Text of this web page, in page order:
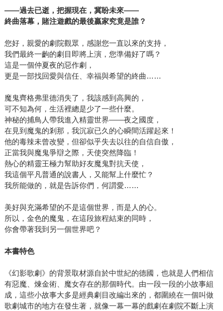
——過去已逝，把握現在，冀盼未來——
終曲落幕，賭注遊戲的最後贏家究竟是誰？
您好，親愛的劇院觀眾，感謝您一直以來的支持，
我們最終一齣的劇目即將上演，您準備好了嗎？
這是一個仲夏夜的惡作劇，
更是一部找回愛與信任、幸福與希望的終曲……
魔鬼齊格弗里德消失了，我該感到高興的，
可不知為何，生活裡總是少了一些什麼。
神秘的捕鳥人帶我進入精靈世界——夜之國度，
在見到魔鬼的剎那，我沉寂已久的心瞬間活躍起來！
他的毒辣未曾改變，但卻似乎失去以往的自信自傲，
正當我與魔鬼爭辯之際，天使突然降臨！
熱心的精靈王極力幫助好友魔鬼對抗天使，
我這個平凡普通的說書人，又能幫上什麼忙？
我所能做的，就是告訴你們，何謂愛……
美好與充滿希望的不是這個世界，而是人的心。
所以，金色的魔鬼，在這段旅程結束的同時，
你會帶著我到另一個世界吧？
本書特色
《幻影歌劇》的背景取材源自於中世紀的德國，也就是人們相信
有惡魔、煉金術、魔女存在的那個時代。由一段一段的小故事組
成，這些小故事大多是經典劇目改編出來的，都圍繞在一個叫做
歌劇城市的地方在發生著，就像一幕一幕的戲劇在劇院不斷上演